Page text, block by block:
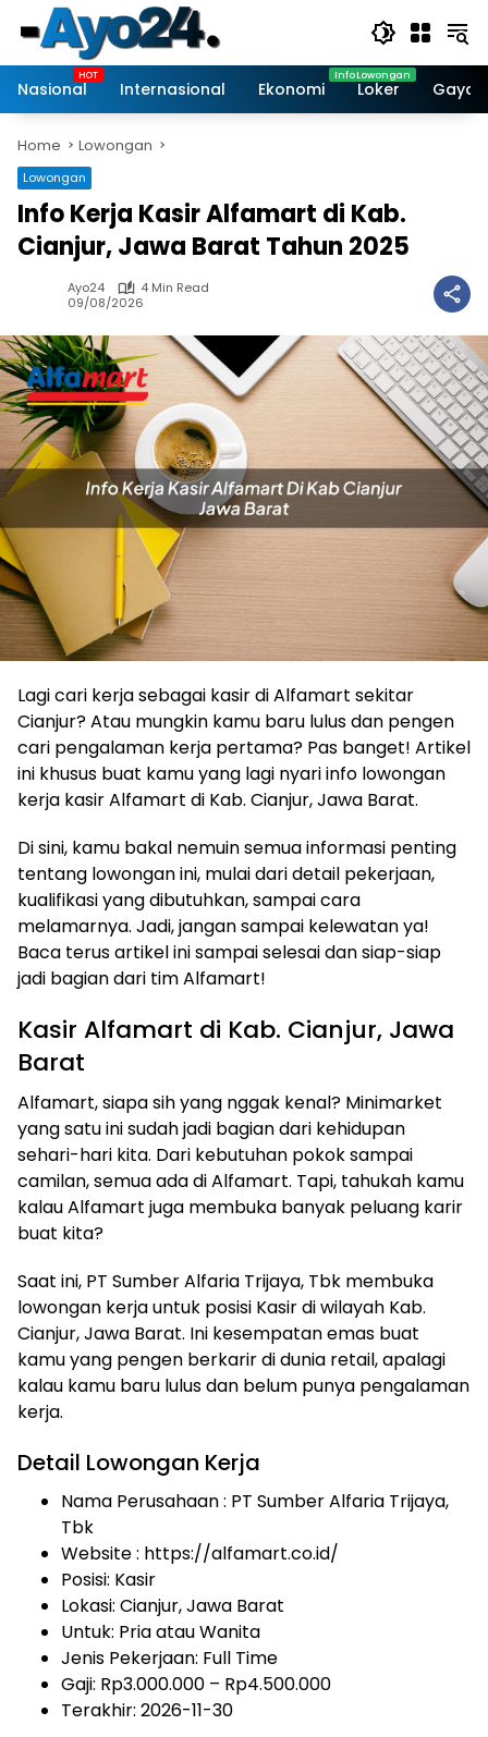
content
Nasional
Internasional Ekonomi Loker Gaya
Home Lowongan
Lowongan
Info Kerja Kasir Alfamart di Kab.
Cianjur, Jawa Barat Tahun 2025
Ayo24
4 Min Read
09/08/2026
Lagi cari kerja sebagai kasir di Alfamart sekitar
Cianjur? Atau mungkin kamu baru lulus dan pengen
cari pengalaman kerja pertama? Pas banget! Artikel
ini khusus buat kamu yang lagi nyari info lowongan
kerja kasir Alfamart di Kab. Cianjur, Jawa Barat.
Di sini, kamu bakal nemuin semua informasi penting
tentang lowongan ini, mulai dari detail pekerjaan,
kualifikasi yang dibutuhkan, sampai cara
melamarnya. Jadi, jangan sampai kelewatan ya!
Baca terus artikel ini sampai selesai dan siap-siap
jadi bagian dari tim Alfamart!
Kasir Alfamart di Kab. Cianjur, Jawa
Barat
Alfamart, siapa sih yang nggak kenal? Minimarket
yang satu ini sudah jadi bagian dari kehidupan
sehari-hari kita. Dari kebutuhan pokok sampai
camilan, semua ada di Alfamart. Tapi, tahukah kamu
kalau Alfamart juga membuka banyak peluang karir
buat kita?
Saat ini, PT Sumber Alfaria Trijaya, Tbk membuka
lowongan kerja untuk posisi Kasir di wilayah Kab.
Cianjur, Jawa Barat. Ini kesempatan emas buat
kamu yang pengen berkarir di dunia retail, apalagi
kalau kamu baru lulus dan belum punya pengalaman
kerja.
Detail Lowongan Kerja
Nama Perusahaan : PT Sumber Alfaria Trijaya,
Tbk
Website : https://alfamart.co.id/
Posisi: Kasir
Lokasi: Cianjur, Jawa Barat
Untuk: Pria atau Wanita
Jenis Pekerjaan: Full Time
Gaji: Rp3.000.000 – Rp4.500.000
Terakhir: 2026-11-30